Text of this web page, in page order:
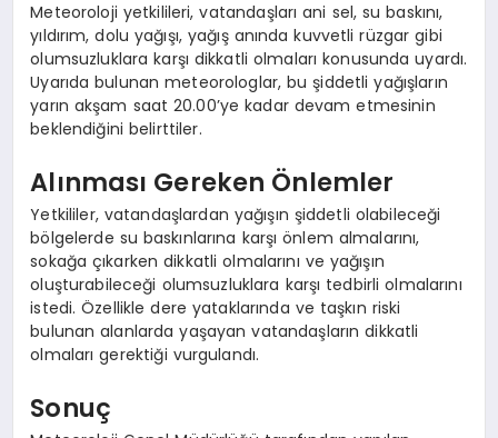
Meteoroloji yetkilileri, vatandaşları ani sel, su baskını,
yıldırım, dolu yağışı, yağış anında kuvvetli rüzgar gibi
olumsuzluklara karşı dikkatli olmaları konusunda uyardı.
Uyarıda bulunan meteorologlar, bu şiddetli yağışların
yarın akşam saat 20.00’ye kadar devam etmesinin
beklendiğini belirttiler.
Alınması Gereken Önlemler
Yetkililer, vatandaşlardan yağışın şiddetli olabileceği
bölgelerde su baskınlarına karşı önlem almalarını,
sokağa çıkarken dikkatli olmalarını ve yağışın
oluşturabileceği olumsuzluklara karşı tedbirli olmalarını
istedi. Özellikle dere yataklarında ve taşkın riski
bulunan alanlarda yaşayan vatandaşların dikkatli
olmaları gerektiği vurgulandı.
Sonuç